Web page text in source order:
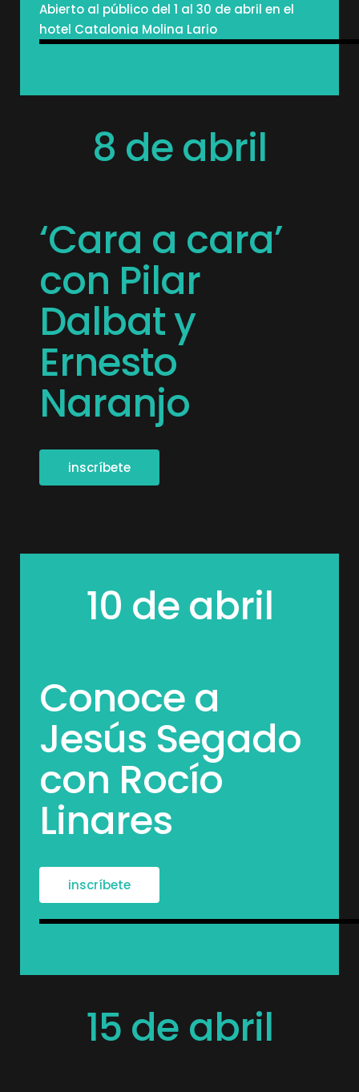
Abierto al público del 1 al 30 de abril en el
hotel Catalonia Molina Lario
8 de abril
‘Cara a cara’
con Pilar
Dalbat y
Ernesto
Naranjo
inscríbete
10 de abril
Conoce a
Jesús Segado
con Rocío
Linares
inscríbete
15 de abril